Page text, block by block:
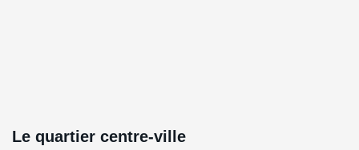
Le quartier centre-ville